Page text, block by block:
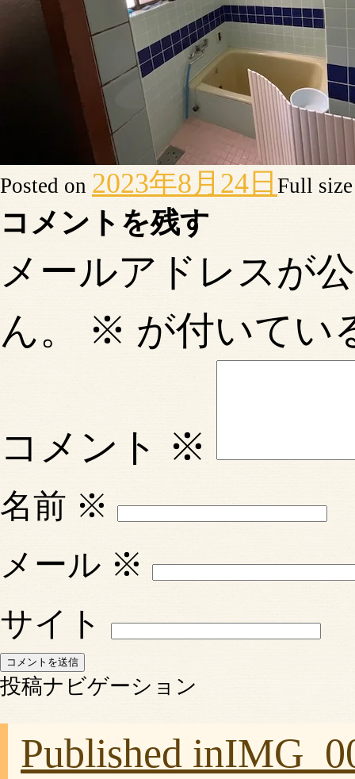
Posted on 2023年8月24日 Full
コメントを残す
メールアドレスが
ん。
※ が付いてい
コメント ※
名前 ※
メール ※
サイト
投稿ナビゲーション
Published in